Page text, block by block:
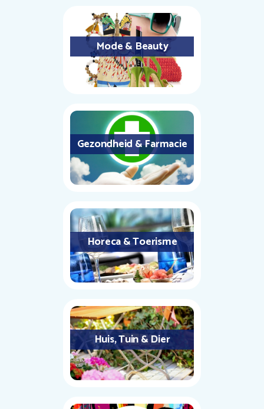
Mode & Beauty
Gezondheid & Farmacie
Horeca & Toerisme
Huis, Tuin & Dier